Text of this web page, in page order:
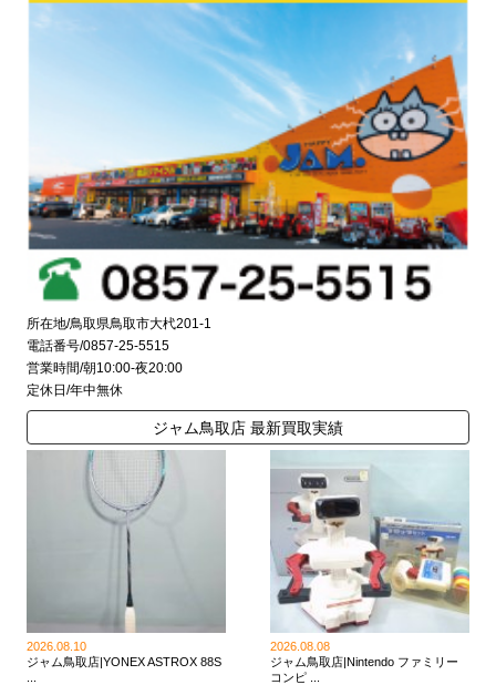
所在地/鳥取県鳥取市大杙201-1
電話番号/0857-25-5515
営業時間/朝10:00-夜20:00
定休日/年中無休
ジャム鳥取店 最新買取実績
2026.08.10
ジャム鳥取店|YONEX ASTROX 88S
2026.08.08
ジャム鳥取店|Nintendo ファミリー
コンピ ...